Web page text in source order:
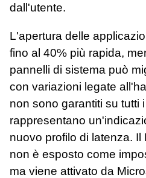
dall'utente.
L'apertura delle
fino al 40% più rapida,
pannelli di sistema può
con variazioni legate
non sono garantiti su tutti
rappresentano
nuovo profilo di latenza. Il
non è esposto come
ma viene attivato da